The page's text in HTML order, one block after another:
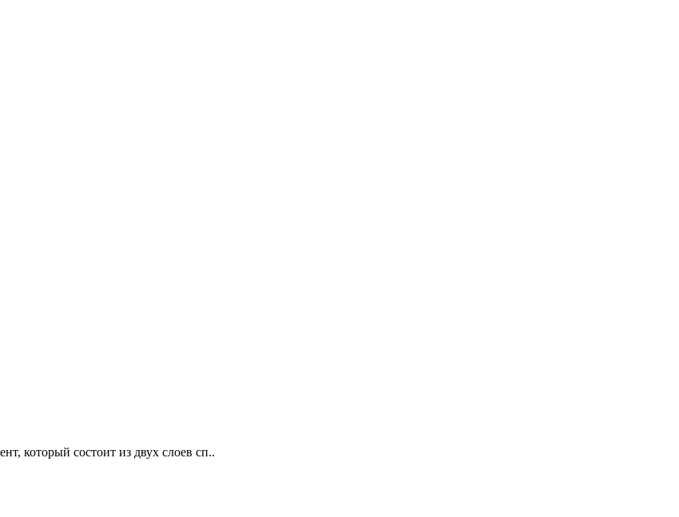
который состоит из двух слоев сп..